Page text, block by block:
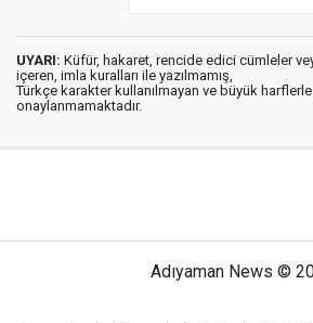
UYARI: Küfür, hakaret, rencide edici cümleler
içeren, imla kuralları ile yazılmamış,
Türkçe karakter kullanılmayan ve büyük harflerle
onaylanmamaktadır.
Adıyaman News ©